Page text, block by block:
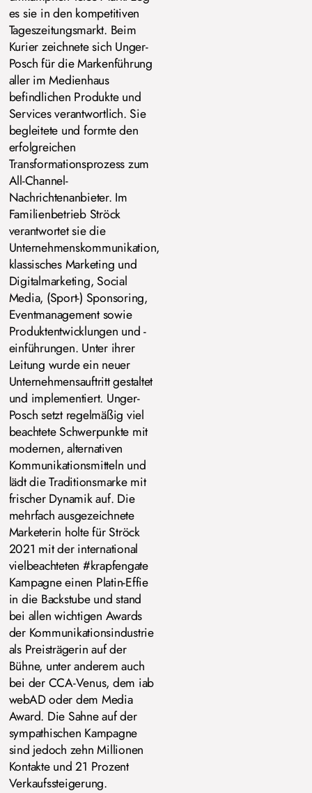
es sie in den kompetitiven
Tageszeitungsmarkt. Beim
Kurier zeichnete sich Unger-
Posch für die Markenführung
aller im Medienhaus
befindlichen Produkte und
Services verantwortlich. Sie
begleitete und formte den
erfolgreichen
Transformationsprozess zum
All-Channel-
Nachrichtenanbieter. Im
Familienbetrieb Ströck
verantwortet sie die
Unternehmenskommunikation,
klassisches Marketing und
Digitalmarketing, Social
Media, (Sport-) Sponsoring,
Eventmanagement sowie
Produktentwicklungen und -
einführungen. Unter ihrer
Leitung wurde ein neuer
Unternehmensauftritt gestaltet
und implementiert. Unger-
Posch setzt regelmäßig viel
beachtete Schwerpunkte mit
modernen, alternativen
Kommunikationsmitteln und
lädt die Traditionsmarke mit
frischer Dynamik auf. Die
mehrfach ausgezeichnete
Marketerin holte für Ströck
2021 mit der international
vielbeachteten #krapfengate
Kampagne einen Platin-Effie
in die Backstube und stand
bei allen wichtigen Awards
der Kommunikationsindustrie
als Preisträgerin auf der
Bühne, unter anderem auch
bei der CCA-Venus, dem iab
webAD oder dem Media
Award. Die Sahne auf der
sympathischen Kampagne
sind jedoch zehn Millionen
Kontakte und 21 Prozent
Verkaufssteigerung.